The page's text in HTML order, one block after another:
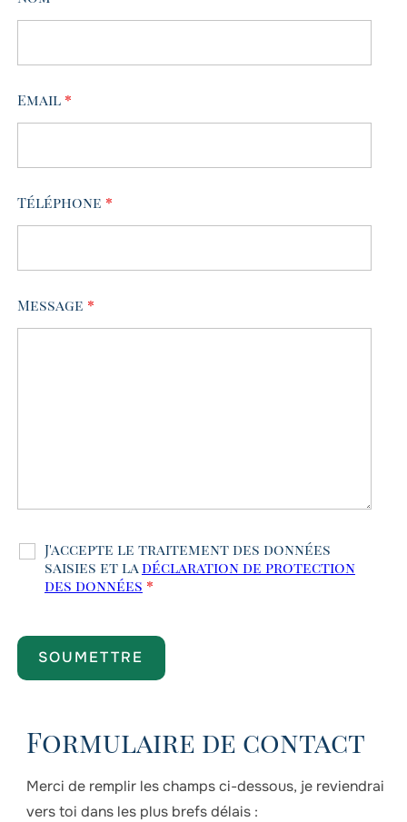
Email *
Téléphone *
Message *
J'accepte le traitement des données
saisies et ladéclaration de protection
des données *
Formulaire de contact
Merci de remplir les champs ci-dessous, je reviendrai
vers toi dans les plus brefs délais :